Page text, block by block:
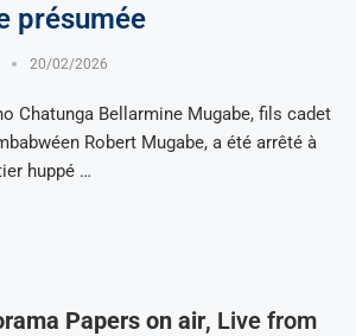
présumée
20/02/2026
Chatunga Bellarmine Mugabe, fils cadet
Robert Mugabe, a été arrêté à
huppé …
Papers on air, Live from